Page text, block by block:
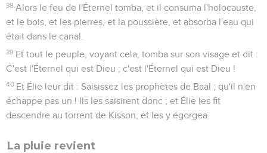
38 Alors le feu de l'Éternel tomba, et il consuma l'holocauste,
et le bois, et les pierres, et la poussière, et absorba l'eau qui
était dans le canal.
39 Et tout le peuple, voyant cela, tomba sur son visage et dit :
C'est l'Éternel qui est Dieu ; c'est l'Éternel qui est Dieu !
40 Et Élie leur dit : Saisissez les prophètes de Baal ; qu'il n'en
échappe pas un ! Ils les saisirent donc ; et Élie les fit
descendre au torrent de Kisson, et les y égorgea.
La pluie revient